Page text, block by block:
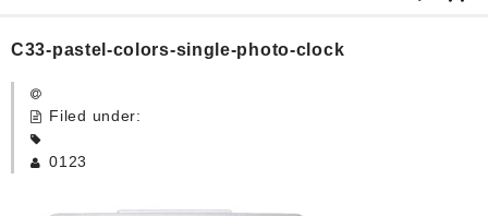
HOME
卒園記念品
C33-pastel-colors-single-photo-clock
Filed under:
0123